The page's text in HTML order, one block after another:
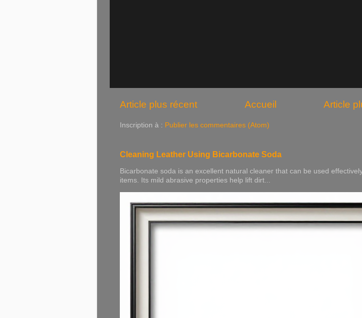
Article plus récent Article
Accueil
Inscription à : Publier les commentaires (Atom)
Cleaning Leather Using Bicarbonate Soda
Bicarbonate soda is an excellent natural cleaner that can be used
items. Its mild abrasive properties help lift dirt...